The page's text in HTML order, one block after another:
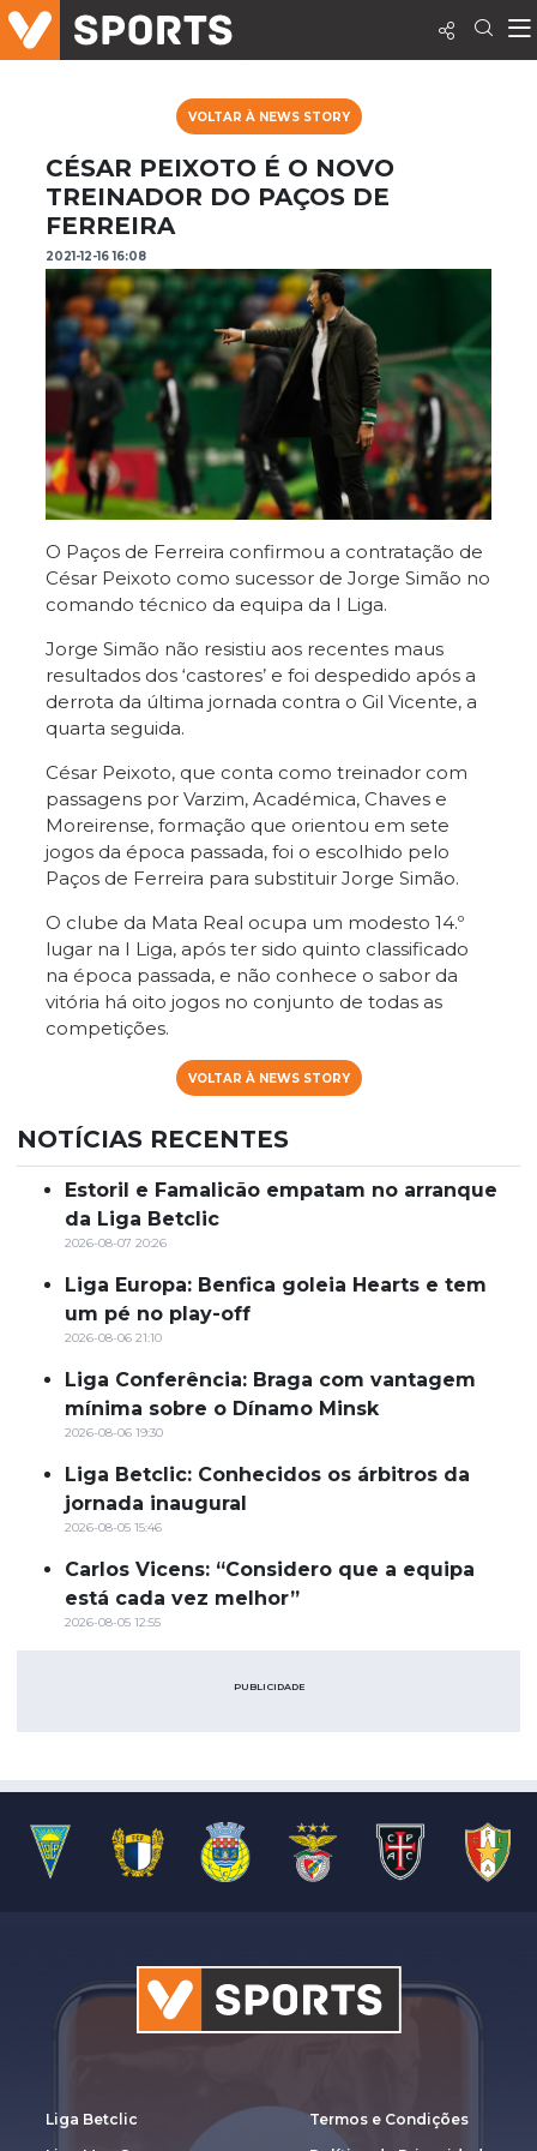
VOLTAR À NEWS STORY
CÉSAR PEIXOTO É O NOVO
TREINADOR DO PAÇOS DE
FERREIRA
2021-12-16 16:08
O Paços de Ferreira confirmou a contratação de
César Peixoto como sucessor de Jorge Simão no
comando técnico da equipa da I Liga.
Jorge Simão não resistiu aos recentes maus
resultados dos ‘castores’ e foi despedido após a
derrota da última jornada contra o Gil Vicente, a
quarta seguida.
César Peixoto, que conta como treinador com
passagens por Varzim, Académica, Chaves e
Moreirense, formação que orientou em sete
jogos da época passada, foi o escolhido pelo
Paços de Ferreira para substituir Jorge Simão.
O clube da Mata Real ocupa um modesto 14.º
lugar na I Liga, após ter sido quinto classificado
na época passada, e não conhece o sabor da
vitória há oito jogos no conjunto de todas as
competições.
VOLTAR À NEWS STORY
NOTÍCIAS RECENTES
Estoril e Famalicão empatam no arranque
da Liga Betclic
2026-08-07 20:26
Liga Europa: Benfica goleia Hearts e tem
um pé no play-off
2026-08-06 21:10
Liga Conferência: Braga com vantagem
mínima sobre o Dínamo Minsk
2026-08-06 19:30
Liga Betclic: Conhecidos os árbitros da
jornada inaugural
2026-08-05 15:46
Carlos Vicens: “Considero que a equipa
está cada vez melhor”
2026-08-05 12:55
PUBLICIDADE
Liga Betclic
Termos e Condições